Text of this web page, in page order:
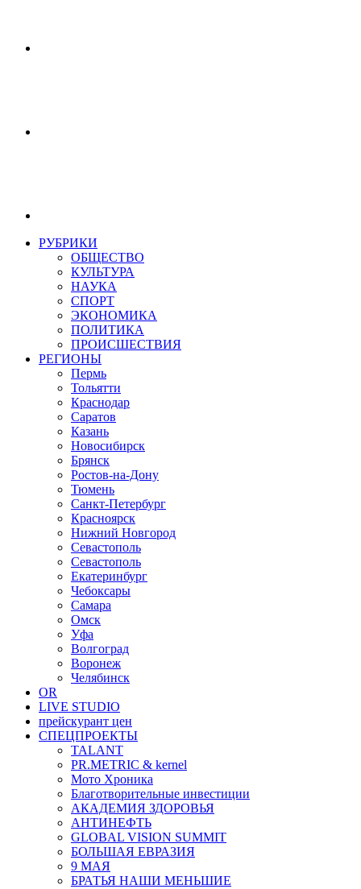
РУБРИКИ
ОБЩЕСТВО
КУЛЬТУРА
НАУКА
СПОРТ
ЭКОНОМИКА
ПОЛИТИКА
ПРОИСШЕСТВИЯ
РЕГИОНЫ
Пермь
Тольятти
Краснодар
Саратов
Казань
Новосибирск
Брянск
Ростов-на-Дону
Тюмень
Санкт-Петербург
Красноярск
Нижний Новгород
Севастополь
Севастополь
Екатеринбург
Чебоксары
Самара
Омск
Уфа
Волгоград
Воронеж
Челябинск
OR
LIVE STUDIO
прейскурант цен
СПЕЦПРОЕКТЫ
TALANT
PR.METRIC & kernel
Мото Хроника
Благотворительные инвестиции
АКАДЕМИЯ ЗДОРОВЬЯ
АНТИНЕФТЬ
GLOBAL VISION SUMMIT
БОЛЬШАЯ ЕВРАЗИЯ
9 МАЯ
БРАТЬЯ НАШИ МЕНЬШИЕ